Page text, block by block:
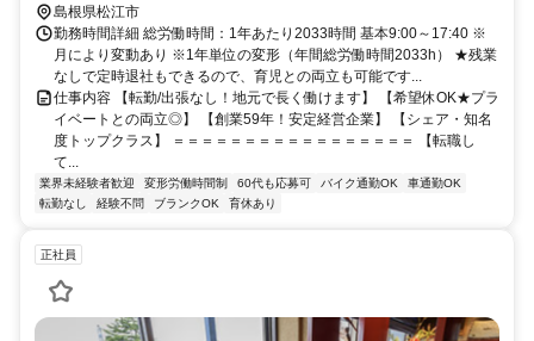
島根県松江市
勤務時間詳細 総労働時間：1年あたり2033時間 基本9:00～17:40 ※
月により変動あり ※1年単位の変形（年間総労働時間2033h） ★残業
なしで定時退社もできるので、育児との両立も可能です...
仕事内容 【転勤/出張なし！地元で長く働けます】 【希望休OK★プラ
イベートとの両立◎】 【創業59年！安定経営企業】 【シェア・知名
度トップクラス】 ＝＝＝＝＝＝＝＝＝＝＝＝＝＝＝＝＝ 【転職し
て...
業界未経験者歓迎 変形労働時間制 60代も応募可 バイク通勤OK
車通勤OK
転勤なし
経験不問 ブランクOK 育休あり
正社員